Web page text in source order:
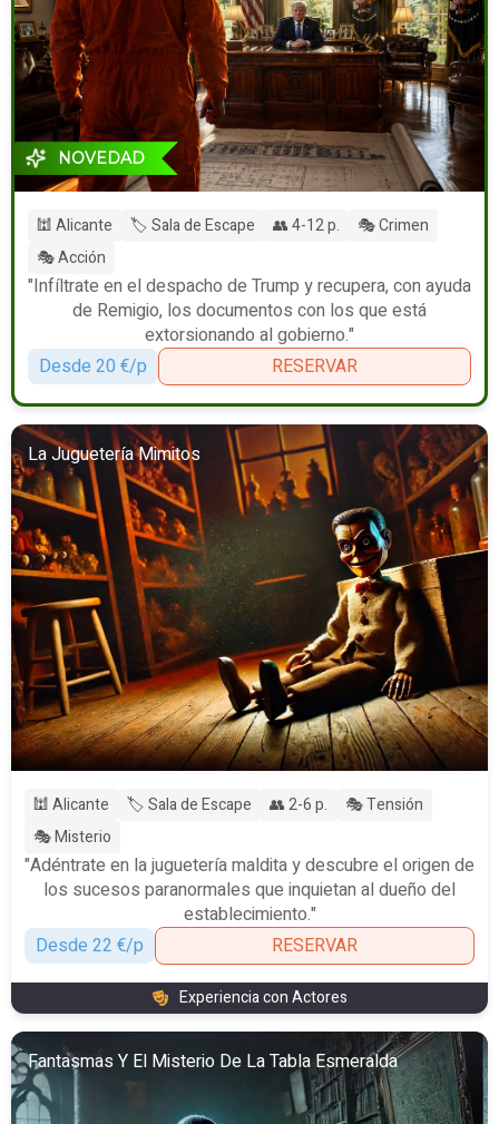
NOVEDAD
🕍 Alicante 🏷️ Sala de Escape 👥 4-12 p.
🎭 Crimen
🎭 Acción
"Infíltrate en el despacho de Trump y recupera, con ayuda
de Remigio, los documentos con los que está
extorsionando al gobierno."
Desde 20 €/p
RESERVAR
La Juguetería Mimitos
🕍 Alicante 🏷️ Sala de Escape 👥 2-6 p.
🎭 Tensión
🎭 Misterio
"Adéntrate en la juguetería maldita y descubre el origen de
los sucesos paranormales que inquietan al dueño del
establecimiento."
Desde 22 €/p
RESERVAR
Experiencia con Actores
Fantasmas Y El Misterio De La Tabla Esmeralda